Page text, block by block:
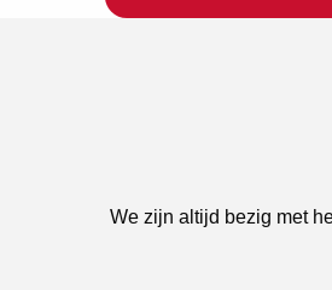
We zijn altijd bezig met